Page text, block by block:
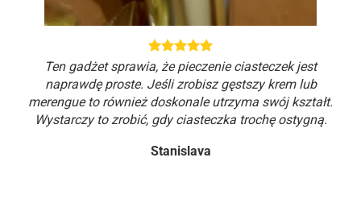
Ten gadżet sprawia, że pieczenie ciasteczek jest
naprawdę proste. Jeśli zrobisz gęstszy krem lub
merengue to również doskonale utrzyma swój kształt.
Wystarczy to zrobić, gdy ciasteczka trochę ostygną.
Stanislava